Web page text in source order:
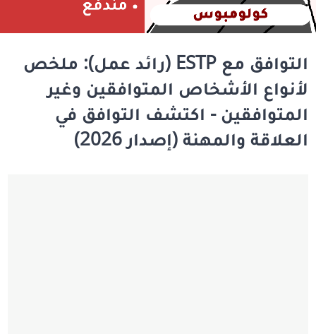
التوافق مع ESTP (رائد عمل): ملخص
لأنواع الأشخاص المتوافقين وغير
المتوافقين - اكتشف التوافق في
العلاقة والمهنة (إصدار 2026)